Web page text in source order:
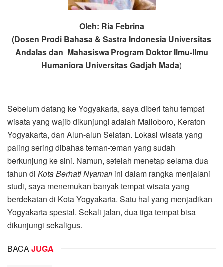
Oleh: Ria Febrina
(Dosen Prodi Bahasa & Sastra Indonesia Universitas
Andalas dan Mahasiswa Program Doktor Ilmu-Ilmu
Humaniora Universitas Gadjah Mada)
Sebelum datang ke Yogyakarta, saya diberi tahu tempat
wisata yang wajib dikunjungi adalah Malioboro, Keraton
Yogyakarta, dan Alun-alun Selatan. Lokasi wisata yang
paling sering dibahas teman-teman yang sudah
berkunjung ke sini. Namun, setelah menetap selama dua
tahun di Kota Berhati Nyaman ini dalam rangka menjalani
studi, saya menemukan banyak tempat wisata yang
berdekatan di Kota Yogyakarta. Satu hal yang menjadikan
Yogyakarta spesial. Sekali jalan, dua tiga tempat bisa
dikunjungi sekaligus.
BACAJUGA